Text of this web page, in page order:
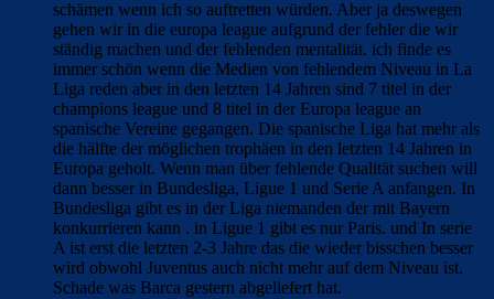
schämen wenn ich so auftretten würden. Aber ja deswegen
gehen wir in die europa league aufgrund der fehler die wir
ständig machen und der fehlenden mentalität. ich finde es
immer schön wenn die Medien von fehlendem Niveau in La
Liga reden aber in den letzten 14 Jahren sind 7 titel in der
champions league und 8 titel in der Europa league an
spanische Vereine gegangen. Die spanische Liga hat mehr als
die hälfte der möglichen trophäen in den letzten 14 Jahren in
Europa geholt. Wenn man über fehlende Qualität suchen will
dann besser in Bundesliga, Ligue 1 und Serie A anfangen. In
Bundesliga gibt es in der Liga niemanden der mit Bayern
konkurrieren kann . in Ligue 1 gibt es nur Paris. und In serie
A ist erst die letzten 2-3 Jahre das die wieder bisschen besser
wird obwohl Juventus auch nicht mehr auf dem Niveau ist.
Schade was Barca gestern abgeliefert hat.